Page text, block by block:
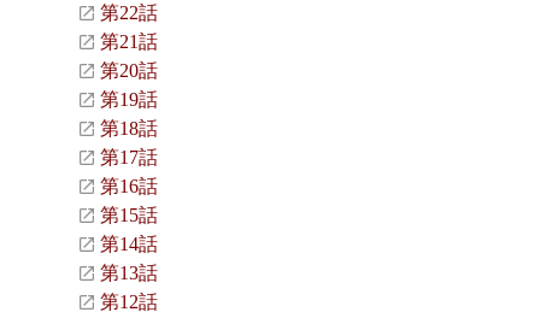
第22話
第21話
第20話
第19話
第18話
第17話
第16話
第15話
第14話
第13話
第12話